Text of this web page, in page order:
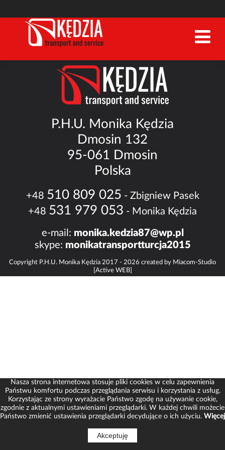
Nasza strona internetowa stosuje pliki cookies w celu zapewnienia
Państwu komfortu podczas przeglądania serwisu i korzystania z usług.
Korzystając ze strony wyrażacie Państwo zgodę na używanie cookie,
zgodnie z aktualnymi ustawieniami przeglądarki. W każdej chwili możecie
Państwo zmienić ustawienia przeglądarki decydujące o ich użyciu. Więcej
Akceptuję
P.H.U. Monika Kędzia
Dmosin 132
95-061 Dmosin
Polska
+48 510 809 025 - Zbigniew Pasek
+48 531 979 053 - Monika Kędzia
e-mail: monika.kedzia87@wp.pl
skype: monikatransportturcja2015
Copyright P.H.U. Monika Kędzia 2017 - 2026 created by Miacom-Studio
[Active WEB]